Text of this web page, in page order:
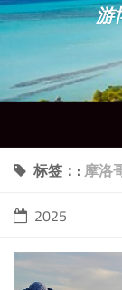
游
标签：: 摩洛
2025